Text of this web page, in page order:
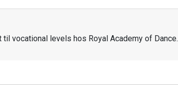
til vocational levels hos Royal Academy of Dance.